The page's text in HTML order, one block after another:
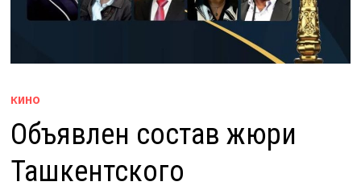
КИНО
Объявлен состав жюри
Ташкентского